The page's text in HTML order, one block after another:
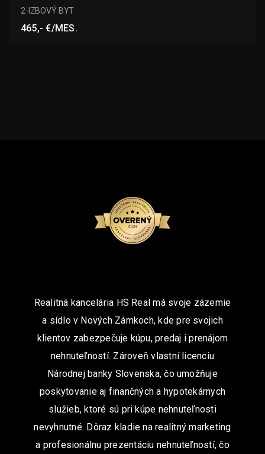
Nové Zámky
2-IZBOVÝ BYT
465,- €/MES.
Realitná kancelária HS Real má svoje zázemie
a sídlo v Nových Zámkoch, kde pre svojich
klientov zabezpečuje kúpu, predaj i prenájom
nehnuteľností. Zároveň vlastní licenciu
Národnej banky Slovenska, čo umožňuje
poskytovanie aj finančných a hypotekárnych
služieb, ktoré sú pri kúpe nehnuteľnosti
nevyhnutné. Dôraz kladie na realitný marketing
a profesionálnu prezentáciu nehnuteľností, čo